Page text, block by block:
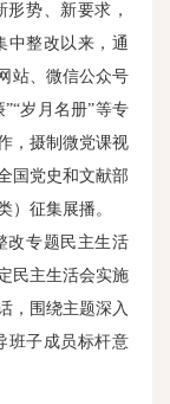
势、新要求，
中整改以来，通
站、微信公众号
岁月名册”等专
，摄制微党课视
国党史和文献部
）征集展播。
改专题民主生活
民主生活会实施
，围绕主题深入
班子成员标杆意